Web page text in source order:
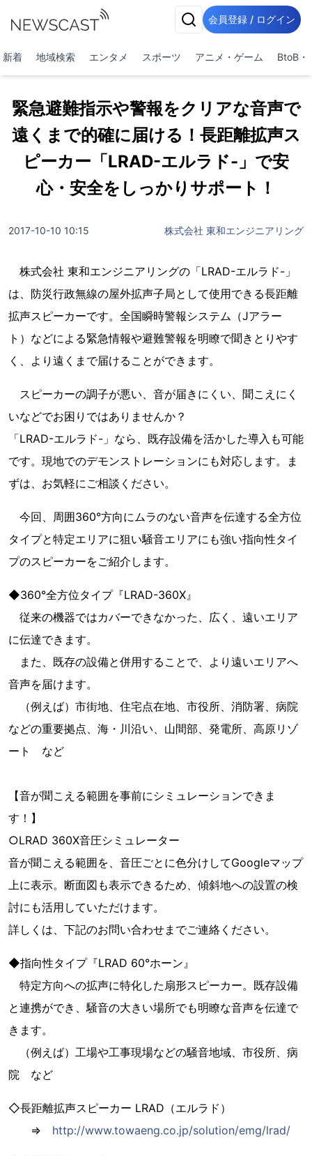
会員登録 / ログイン
新着 地域検索 エンタメ スポーツ アニメ・ゲーム BtoB・
緊急避難指示や警報をクリアな音声で
遠くまで的確に届ける！長距離拡声ス
ピーカー「LRAD-エルラド-」で安
心・安全をしっかりサポート！
2017-10-10 10:15 株式会社 東和エンジニアリング
株式会社 東和エンジニアリングの「LRAD-エルラド-」
は、防災行政無線の屋外拡声子局として使用できる長距離
拡声スピーカーです。全国瞬時警報システム（Jアラー
ト）などによる緊急情報や避難警報を明瞭で聞きとりやす
く、より遠くまで届けることができます。
スピーカーの調子が悪い、音が届きにくい、聞こえにく
いなどでお困りではありませんか？
「LRAD-エルラド-」なら、既存設備を活かした導入も可能
です。現地でのデモンストレーションにも対応します。ま
ずは、お気軽にご相談ください。
今回、周囲360°方向にムラのない音声を伝達する全方位
タイプと特定エリアに狙い騒音エリアにも強い指向性タイ
プのスピーカーをご紹介します。
◆360°全方位タイプ『LRAD-360X』
従来の機器ではカバーできなかった、広く、遠いエリア
に伝達できます。
また、既存の設備と併用することで、より遠いエリアへ
音声を届けます。
（例えば）市街地、住宅点在地、市役所、消防署、病院
などの重要拠点、海・川沿い、山間部、発電所、高原リゾ
ート など
【音が聞こえる範囲を事前にシミュレーションできま
す！】
○LRAD 360X音圧シミュレーター
音が聞こえる範囲を、音圧ごとに色分けしてGoogleマップ
上に表示。断面図も表示できるため、傾斜地への設置の検
討にも活用していただけます。
詳しくは、下記のお問い合わせまでご連絡ください。
◆指向性タイプ『LRAD 60°ホーン』
特定方向への拡声に特化した扇形スピーカー。既存設備
と連携ができ、騒音の大きい場所でも明瞭な音声を伝達で
きます。
（例えば）工場や工事現場などの騒音地域、市役所、病
院 など
◇長距離拡声スピーカー LRAD（エルラド）
⇒ http://www.towaeng.co.jp/solution/emg/lrad/